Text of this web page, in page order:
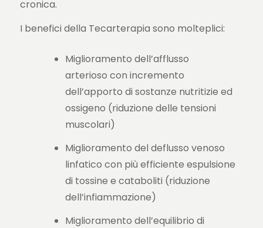
cronica.
I benefici della Tecarterapia sono molteplici:
Miglioramento dell’afflusso
arterioso con incremento
dell’apporto di sostanze nutritizie ed
ossigeno (riduzione delle tensioni
muscolari)
Miglioramento del deflusso venoso
linfatico con più efficiente espulsione
di tossine e cataboliti (riduzione
dell’infiammazione)
Miglioramento dell’equilibrio di